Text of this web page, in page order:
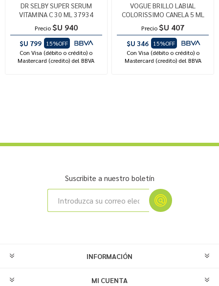
DR SELBY SUPER SERUM
VITAMINA C 30 ML 37934
Precio $U 940
$U 799
15%OFF
Con Visa (débito o crédito) o
Mastercard (credito) del BBVA
VOGUE BRILLO LABIAL
COLORISSIMO CANELA 5 ML
Precio $U 407
$U 346
15%OFF
Con Visa (débito o crédito) o
Mastercard (credito) del BBVA
Suscribite a nuestro boletín
INFORMACIÓN
MI CUENTA